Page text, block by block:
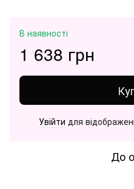
В наявності
1 638 грн
Увійти для
До